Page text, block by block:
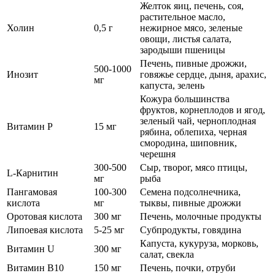
Холин 0,5 г
Желток яиц, печень, соя,
растительное масло,
нежирное мясо, зеленые
овощи, листья салата,
зародыши пшеницы
Инозит
500-1000
мг
Печень, пивные дрожжи,
говяжье сердце, дыня, арахис,
капуста, зелень
Витамин Р 15 мг
Кожура большинства
фруктов, корнеплодов и ягод,
зеленый чай, черноплодная
рябина, облепиха, черная
смородина, шиповник,
черешня
L-Карнитин
300-500
мг
Сыр, творог, мясо птицы,
рыба
Пангамовая
кислота
100-300
мг
Семена подсолнечника,
тыквы, пивные дрожжи
Оротовая кислота
300 мг
Печень, молочные продукты
Липоевая кислота
5-25 мг
Субпродукты, говядина
Витамин U
300 мг
Капуста, кукуруза, морковь,
салат, свекла
Витамин B10
150 мг Печень, почки, отруби